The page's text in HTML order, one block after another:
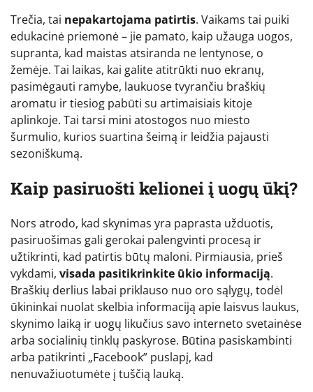
Trečia, tai nepakartojama patirtis. Vaikams tai puiki
edukacinė priemonė – jie pamato, kaip užauga uogos,
supranta, kad maistas atsiranda ne lentynose, o
žemėje. Tai laikas, kai galite atitrūkti nuo ekranų,
pasimėgauti ramybe, laukuose tvyrančiu braškių
aromatu ir tiesiog pabūti su artimaisiais kitoje
aplinkoje. Tai tarsi mini atostogos nuo miesto
šurmulio, kurios suartina šeimą ir leidžia pajausti
sezoniškumą.
Kaip pasiruošti kelionei į uogų ūkį?
Nors atrodo, kad skynimas yra paprasta užduotis,
pasiruošimas gali gerokai palengvinti procesą ir
užtikrinti, kad patirtis būtų maloni. Pirmiausia, prieš
vykdami, visada pasitikrinkite ūkio informaciją.
Braškių derlius labai priklauso nuo oro sąlygų, todėl
ūkininkai nuolat skelbia informaciją apie laisvus laukus,
skynimo laiką ir uogų likučius savo interneto svetainėse
arba socialinių tinklų paskyrose. Būtina pasiskambinti
arba patikrinti „Facebook” puslapį, kad
nenuvažiuotumėte į tuščią lauką.